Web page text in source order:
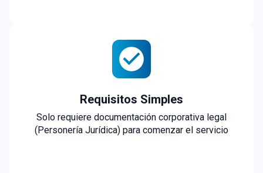
Requisitos Simples
Solo requiere documentación corporativa legal
(Personería Jurídica) para comenzar el servicio